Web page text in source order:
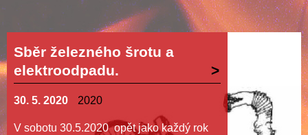
Sběr železného šrotu a
elektroodpadu.
30. 5. 2020 2020
V sobotu 30.5.2020 opět jako každý rok